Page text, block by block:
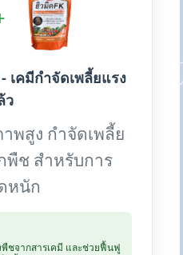
เคมีกำจัดเพลี้ยแรง
ว
พสูง กำจัดเพลี้ย
ช สำหรับการ
หนัก
ชจากสารเคมี และช่วยฟื้นฟู